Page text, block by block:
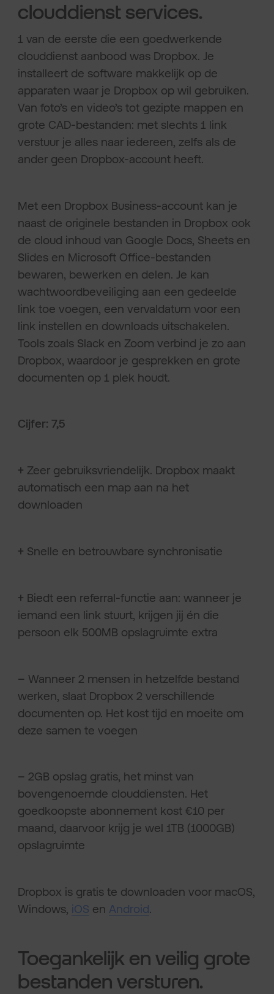
clouddienst services.
1 van de eerste die een goedwerkende
clouddienst aanbood was Dropbox. Je
installeert de software makkelijk op de
apparaten waar je Dropbox op wil gebruiken.
Van foto’s en video’s tot gezipte mappen en
grote CAD-bestanden: met slechts 1 link
verstuur je alles naar iedereen, zelfs als de
ander geen Dropbox-account heeft.
Met een Dropbox Business-account kan je
naast de originele bestanden in Dropbox ook
de cloud inhoud van Google Docs, Sheets en
Slides en Microsoft Office-bestanden
bewaren, bewerken en delen. Je kan
wachtwoordbeveiliging aan een gedeelde
link toe voegen, een vervaldatum voor een
link instellen en downloads uitschakelen.
Tools zoals Slack en Zoom verbind je zo aan
Dropbox, waardoor je gesprekken en grote
documenten op 1 plek houdt.
Cijfer: 7,5
+ Zeer gebruiksvriendelijk. Dropbox maakt
automatisch een map aan na het
downloaden
+ Snelle en betrouwbare synchronisatie
+ Biedt een referral-functie aan: wanneer je
iemand een link stuurt, krijgen jij én die
persoon elk 500MB opslagruimte extra
– Wanneer 2 mensen in hetzelfde bestand
werken, slaat Dropbox 2 verschillende
documenten op. Het kost tijd en moeite om
deze samen te voegen
– 2GB opslag gratis, het minst van
bovengenoemde clouddiensten. Het
goedkoopste abonnement kost €10 per
maand, daarvoor krijg je wel 1TB (1000GB)
opslagruimte
Dropbox is gratis te downloaden voor macOS,
Windows, iOS en Android.
Toegankelijk en veilig grote
bestanden versturen.